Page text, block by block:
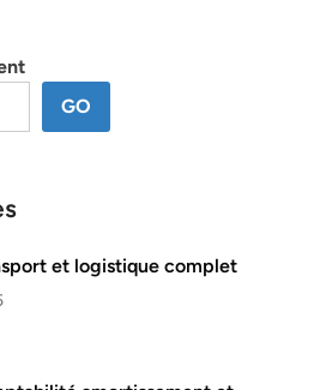
GO
et logistique complet